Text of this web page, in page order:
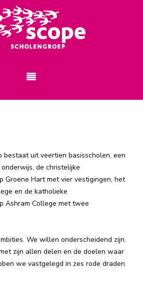
bestaat uit veertien basisscholen, een
de christelijke
Groene Hart met vier vestigingen, het
en de katholieke
Ashram College met twee
We willen onderscheidend zijn.
zijn allen delen en de doelen waar
we vastgelegd in zes rode draden